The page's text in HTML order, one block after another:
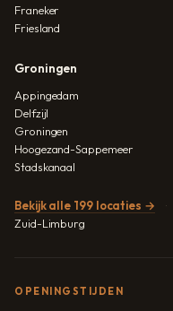
Franeker
Friesland
Groningen
Appingedam
Delfzijl
Groningen
Hoogezand-Sappemeer
Stadskanaal
Bekijk alle 199 locaties →
Zuid-Limburg
OPENINGSTIJDEN